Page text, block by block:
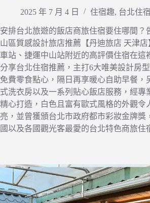
2025 年 7 月 4 日 住宿趣, 台北住宿
安排台北旅遊的飯店商旅住宿要住哪間？
山區質感設計旅店推薦【丹迪旅店 天津
車站、捷運中山站附近的高評價住宿在這
分享台北住宿推薦，主打6大唯美設計房
免費零食點心，隔日再享暖心自助早餐，
式洗衣房以及一系列貼心飯店服務，經專
精心打造，白色且富有歐式風格的外觀令
亮，並曾獲頒台北市政府都市彩妝金牌獎
國以及各國觀光客最愛的台北特色商旅住